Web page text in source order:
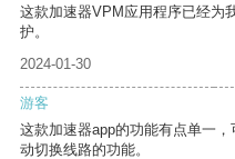
这款加速器VPM应用程序已经为
护。
2024-01-30
游客
这款加速器app的功能有点单一
动切换线路的功能。